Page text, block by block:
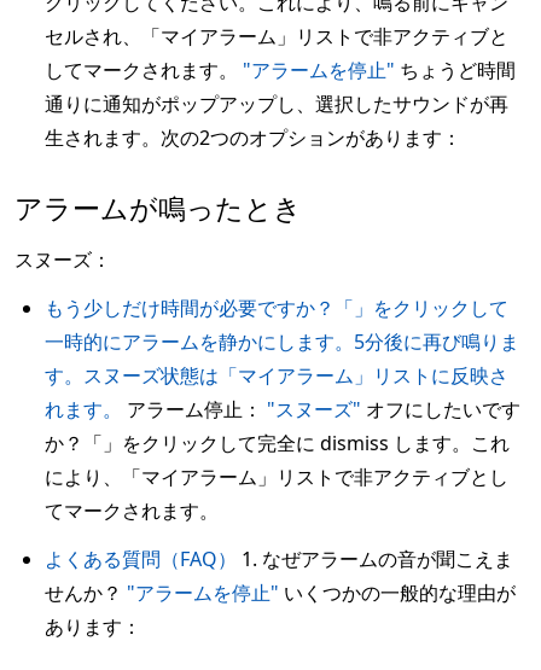
セルされ、「マイアラーム」リストで非アクティブと
してマークされます。 "アラームを停止" ちょうど時間
通りに通知がポップアップし、選択したサウンドが再
生されます。次の2つのオプションがあります：
アラームが鳴ったとき
スヌーズ：
もう少しだけ時間が必要ですか？「」をクリックして
一時的にアラームを静かにします。5分後に再び鳴りま
す。スヌーズ状態は「マイアラーム」リストに反映さ
れます。
アラーム停止： "スヌーズ" オフにしたいです
か？「」をクリックして完全に dismiss します。これ
により、「マイアラーム」リストで非アクティブとし
てマークされます。
よくある質問（FAQ）
1. なぜアラームの音が聞こえま
せんか？ "アラームを停止" いくつかの一般的な理由が
あります：